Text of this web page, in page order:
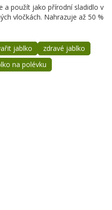
a použít jako přírodní sladidlo v
vločkách. Nahrazuje až 50 %
jablko
zdravé jablko
na polévku